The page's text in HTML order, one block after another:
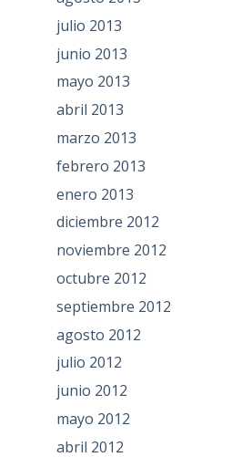
julio 2013
junio 2013
mayo 2013
abril 2013
marzo 2013
febrero 2013
enero 2013
diciembre 2012
noviembre 2012
octubre 2012
septiembre 2012
agosto 2012
julio 2012
junio 2012
mayo 2012
abril 2012